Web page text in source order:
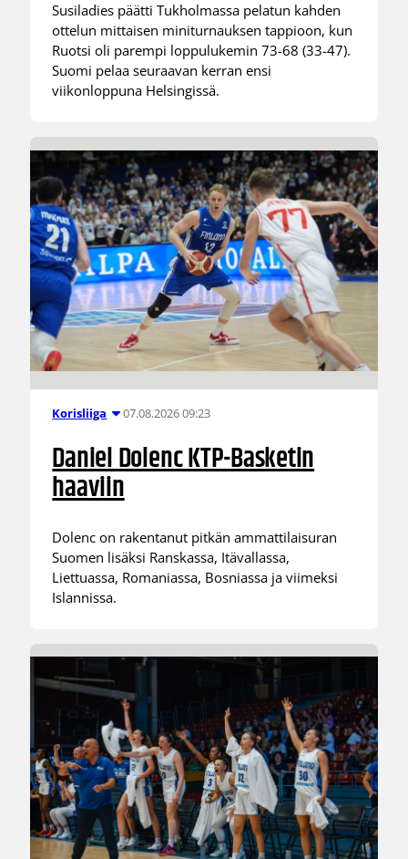
Susiladies päätti Tukholmassa pelatun kahden
ottelun mittaisen miniturnauksen tappioon, kun
Ruotsi oli parempi loppulukemin 73-68 (33-47).
Suomi pelaa seuraavan kerran ensi
viikonloppuna Helsingissä.
Korisliiga 07.08.2026 09:23
Daniel Dolenc KTP-Basketin
haaviin
Dolenc on rakentanut pitkän ammattilaisuran
Suomen lisäksi Ranskassa, Itävallassa,
Liettuassa, Romaniassa, Bosniassa ja viimeksi
Islannissa.